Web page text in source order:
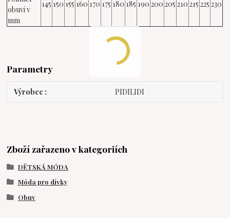
obuvi v
mm
145 150 155 160 170 175 180 185 190 200 205 210 215 225 230
Parametry
Výrobce PIDILIDI
Zboží zařazeno v kategoriích
DĚTSKÁ MÓDA
Móda pro dívky
Obuv